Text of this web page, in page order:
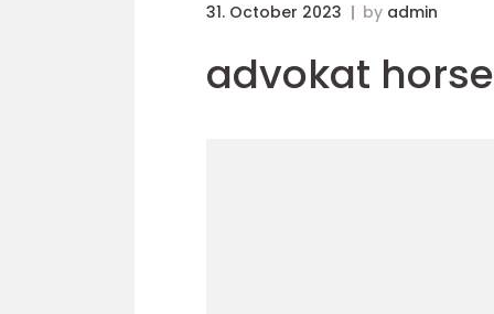
31. October 2023 by admin
advokat